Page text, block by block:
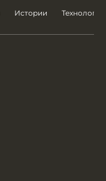
Истории Технологии